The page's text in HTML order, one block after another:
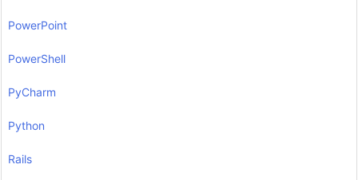
PowerPoint
PowerShell
PyCharm
Python
Rails